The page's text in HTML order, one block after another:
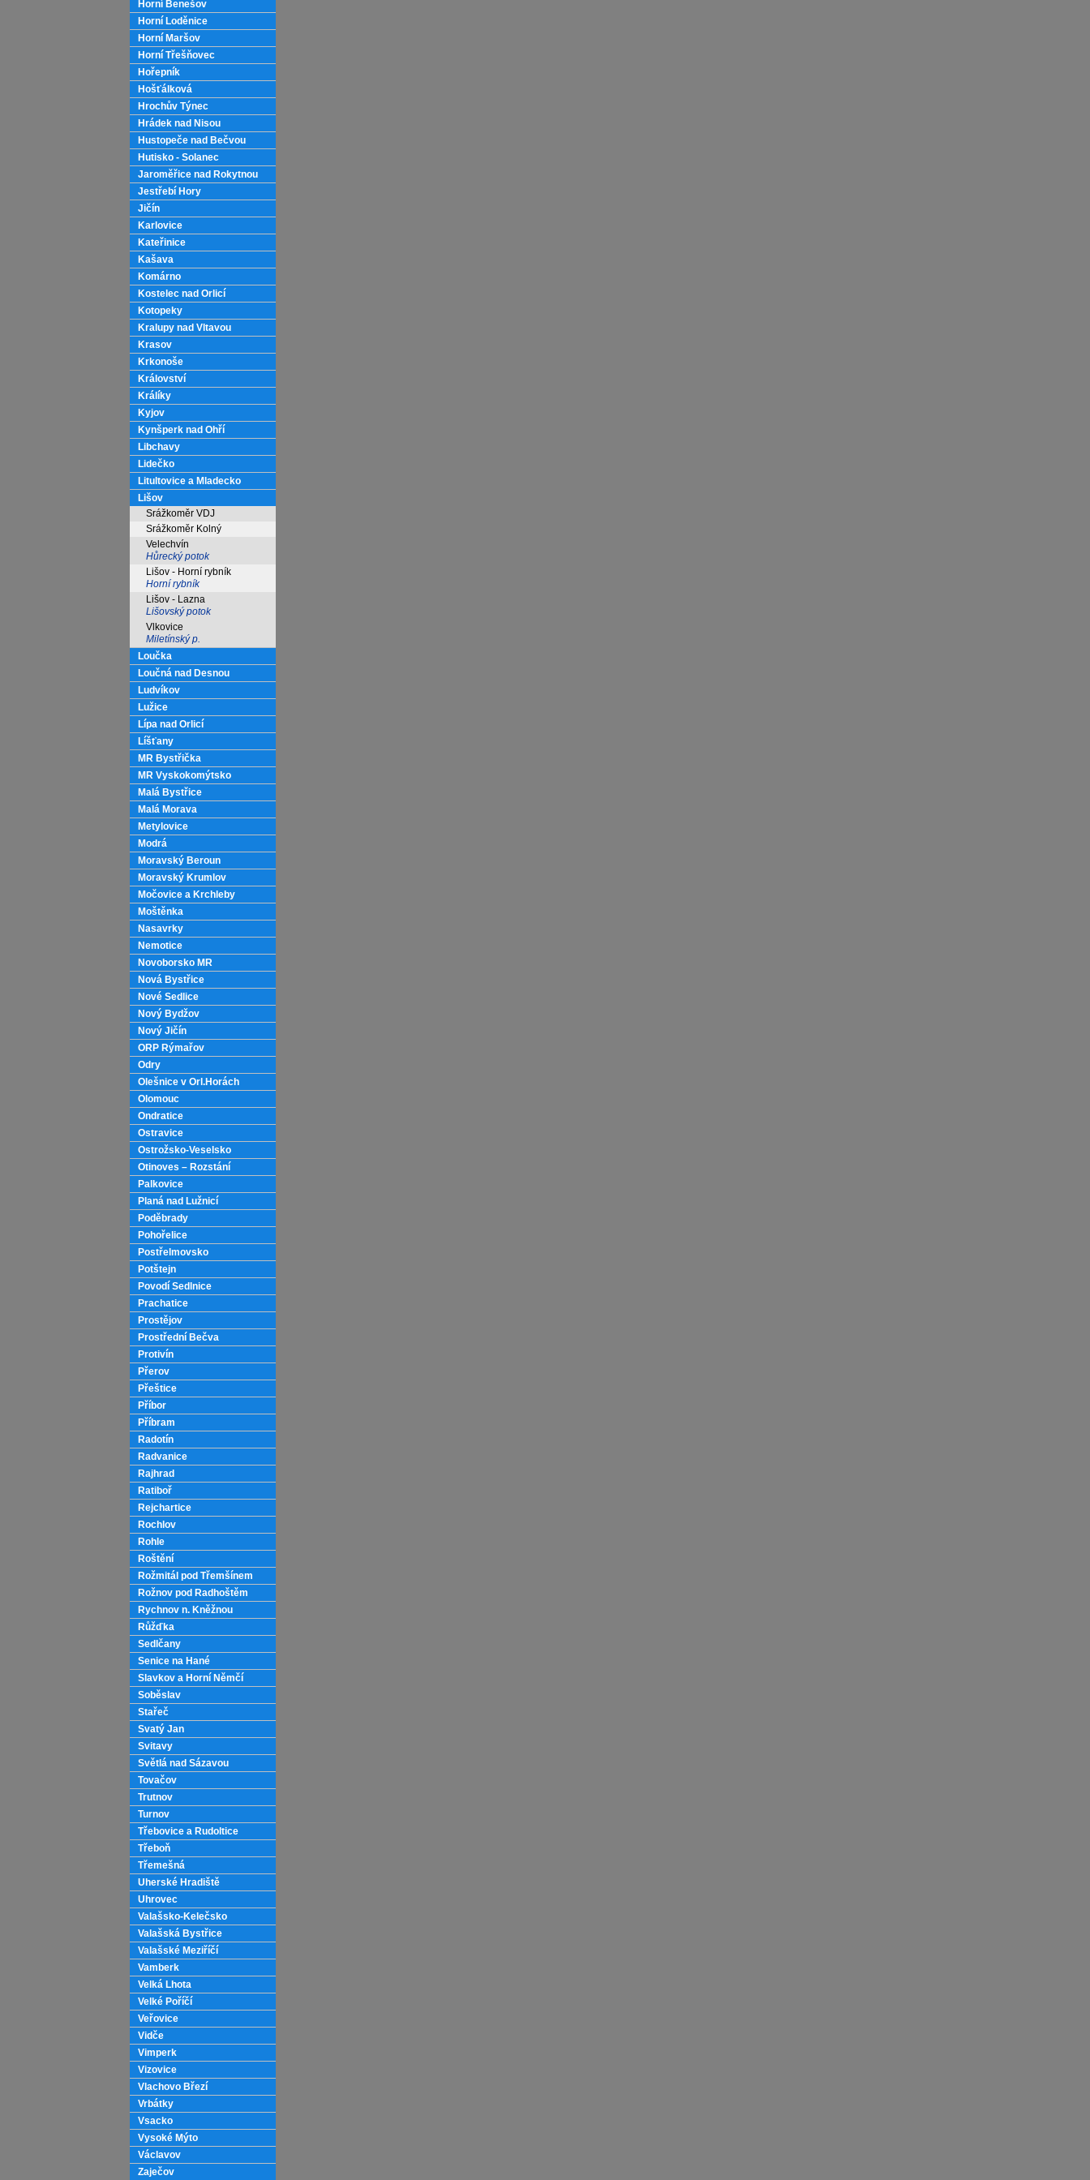
Horní Benešov
Horní Loděnice
Horní Maršov
Horní Třešňovec
Hořepník
Hošťálková
Hrochův Týnec
Hrádek nad Nisou
Hustopeče nad Bečvou
Hutisko - Solanec
Jaroměřice nad Rokytnou
Jestřebí Hory
Jičín
Karlovice
Kateřinice
Kašava
Komárno
Kostelec nad Orlicí
Kotopeky
Kralupy nad Vltavou
Krasov
Krkonoše
Království
Králíky
Kyjov
Kynšperk nad Ohří
Libchavy
Lidečko
Litultovice a Mladecko
Lišov
Srážkoměr VDJ
Srážkoměr Kolný
Velechvín
Hůrecký potok
Lišov - Horní rybník
Horní rybník
Lišov - Lazna
Lišovský potok
Vlkovice
Miletínský p.
Loučka
Loučná nad Desnou
Ludvíkov
Lužice
Lípa nad Orlicí
Líšťany
MR Bystřička
MR Vyskokomýtsko
Malá Bystřice
Malá Morava
Metylovice
Modrá
Moravský Beroun
Moravský Krumlov
Močovice a Krchleby
Moštěnka
Nasavrky
Nemotice
Novoborsko MR
Nová Bystřice
Nové Sedlice
Nový Bydžov
Nový Jičín
ORP Rýmařov
Odry
Olešnice v Orl.Horách
Olomouc
Ondratice
Ostravice
Ostrožsko-Veselsko
Otinoves – Rozstání
Palkovice
Planá nad Lužnicí
Poděbrady
Pohořelice
Postřelmovsko
Potštejn
Povodí Sedlnice
Prachatice
Prostějov
Prostřední Bečva
Protivín
Přerov
Přeštice
Příbor
Příbram
Radotín
Radvanice
Rajhrad
Ratiboř
Rejchartice
Rochlov
Rohle
Roštění
Rožmitál pod Třemšínem
Rožnov pod Radhoštěm
Rychnov n. Kněžnou
Růžďka
Sedlčany
Senice na Hané
Slavkov a Horní Němčí
Soběslav
Stařeč
Svatý Jan
Svitavy
Světlá nad Sázavou
Tovačov
Trutnov
Turnov
Třebovice a Rudoltice
Třeboň
Třemešná
Uherské Hradiště
Uhrovec
Valašsko-Kelečsko
Valašská Bystřice
Valašské Meziříčí
Vamberk
Velká Lhota
Velké Poříčí
Veřovice
Vidče
Vimperk
Vizovice
Vlachovo Březí
Vrbátky
Vsacko
Vysoké Mýto
Václavov
Zaječov